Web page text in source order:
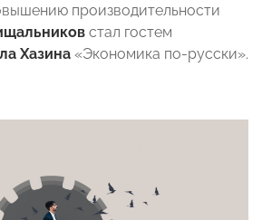
производительности
стал гостем
Хазина «Экономика по-русски».